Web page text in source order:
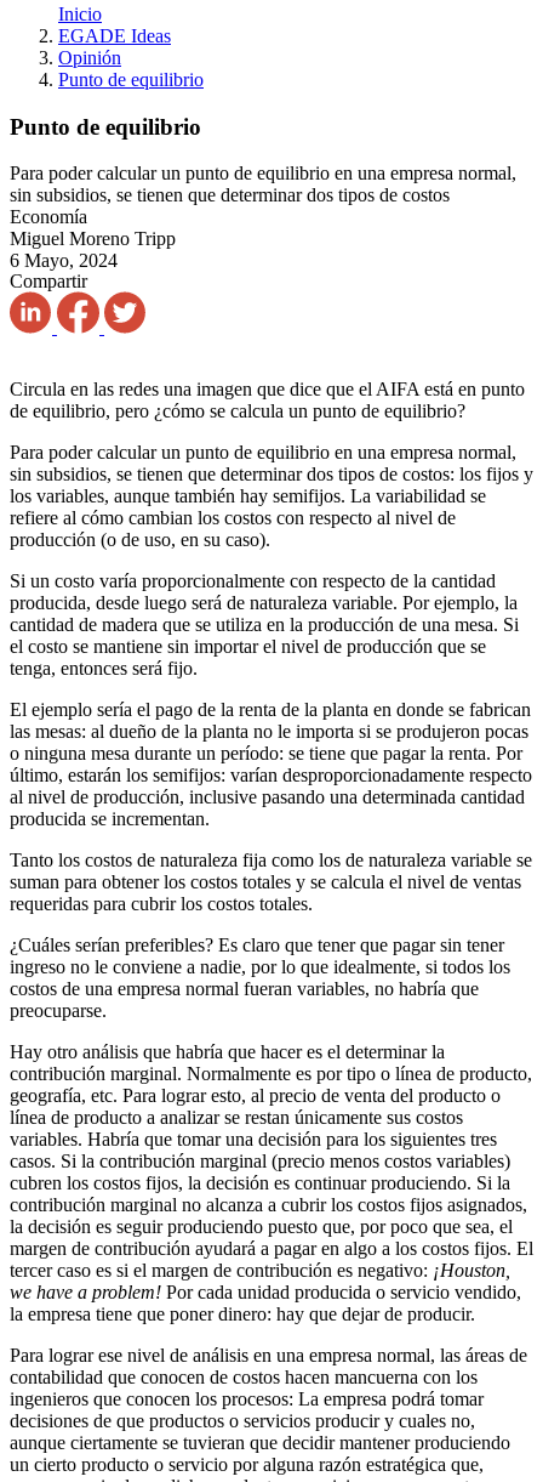
Inicio
EGADE Ideas
Opinión
Punto de equilibrio
Punto de equilibrio
Para poder calcular un punto de equilibrio en una empresa normal,
sin subsidios, se tienen que determinar dos tipos de costos
Economía
Miguel Moreno Tripp
6 Mayo, 2024
Compartir
Circula en las redes una imagen que dice que el AIFA está en punto
de equilibrio, pero ¿cómo se calcula un punto de equilibrio?
Para poder calcular un punto de equilibrio en una empresa normal,
sin subsidios, se tienen que determinar dos tipos de costos: los fijos y
los variables, aunque también hay semifijos. La variabilidad se
refiere al cómo cambian los costos con respecto al nivel de
producción (o de uso, en su caso).
Si un costo varía proporcionalmente con respecto de la cantidad
producida, desde luego será de naturaleza variable. Por ejemplo, la
cantidad de madera que se utiliza en la producción de una mesa. Si
el costo se mantiene sin importar el nivel de producción que se
tenga, entonces será fijo.
El ejemplo sería el pago de la renta de la planta en donde se fabrican
las mesas: al dueño de la planta no le importa si se produjeron pocas
o ninguna mesa durante un período: se tiene que pagar la renta. Por
último, estarán los semifijos: varían desproporcionadamente respecto
al nivel de producción, inclusive pasando una determinada cantidad
producida se incrementan.
Tanto los costos de naturaleza fija como los de naturaleza variable se
suman para obtener los costos totales y se calcula el nivel de ventas
requeridas para cubrir los costos totales.
¿Cuáles serían preferibles? Es claro que tener que pagar sin tener
ingreso no le conviene a nadie, por lo que idealmente, si todos los
costos de una empresa normal fueran variables, no habría que
preocuparse.
Hay otro análisis que habría que hacer es el determinar la
contribución marginal. Normalmente es por tipo o línea de producto,
geografía, etc. Para lograr esto, al precio de venta del producto o
línea de producto a analizar se restan únicamente sus costos
variables. Habría que tomar una decisión para los siguientes tres
casos. Si la contribución marginal (precio menos costos variables)
cubren los costos fijos, la decisión es continuar produciendo. Si la
contribución marginal no alcanza a cubrir los costos fijos asignados,
la decisión es seguir produciendo puesto que, por poco que sea, el
margen de contribución ayudará a pagar en algo a los costos fijos. El
tercer caso es si el margen de contribución es negativo: ¡Houston,
we have a problem! Por cada unidad producida o servicio vendido,
la empresa tiene que poner dinero: hay que dejar de producir.
Para lograr ese nivel de análisis en una empresa normal, las áreas de
contabilidad que conocen de costos hacen mancuerna con los
ingenieros que conocen los procesos: La empresa podrá tomar
decisiones de que productos o servicios producir y cuales no,
aunque ciertamente se tuvieran que decidir mantener produciendo
un cierto producto o servicio por alguna razón estratégica que,